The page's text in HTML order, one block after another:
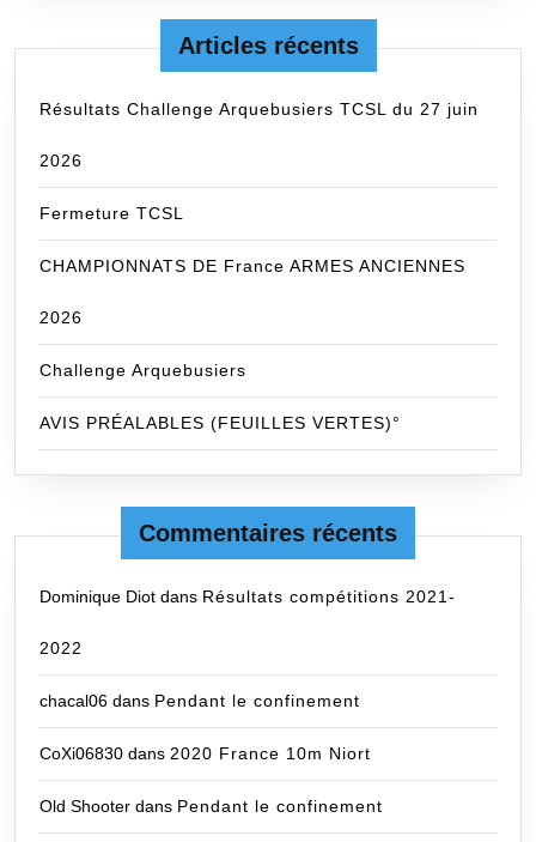
Articles récents
Résultats Challenge Arquebusiers TCSL du 27 juin
2026
Fermeture TCSL
CHAMPIONNATS DE France ARMES ANCIENNES
2026
Challenge Arquebusiers
AVIS PRÉALABLES (FEUILLES VERTES)°
Commentaires récents
Dominique Diot dans Résultats compétitions 2021-
2022
chacal06 dans Pendant le confinement
CoXi06830 dans 2020 France 10m Niort
Old Shooter dans Pendant le confinement